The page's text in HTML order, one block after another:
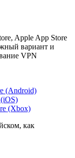
Apple App Store
вариант и
VPN
(Android)
(Xbox)
как